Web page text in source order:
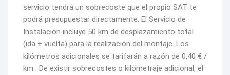
servicio tendrá un sobrecoste que el propio SAT te
podrá presupuestar directamente. El Servicio de
Instalación incluye 50 km de desplazamiento total
(ida + vuelta) para la realización del montaje. Los
kilómetros adicionales se tarifarán a razón de 0,40 € /
km . De existir sobrecostes o kilometraje adicional, el